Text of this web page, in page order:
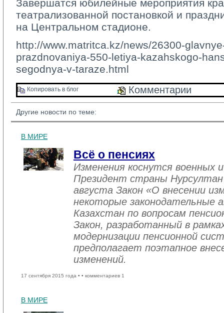
Завершатся юбилейные мероприятия
театрализованной постановкой и
на Центральном стадионе.
http://www.matritca.kz/news/26300-
prazdnovaniya-550-letiya-kazahskogo-
segodnya-v-taraze.html
Копировать в блог Комментарии
Другие новости по теме:
В МИРЕ
Всё о пенсиях
Изменения коснутся военных
Президент страны Нурсултан
августа Закон «О внесении
некоторые законодательные
Казахстан по вопросам
Закон, разработанный в
модернизации пенсионной
предполагает поэтапное
изменений.
17 сентября 2015 года • • комментариев 1
В МИРЕ